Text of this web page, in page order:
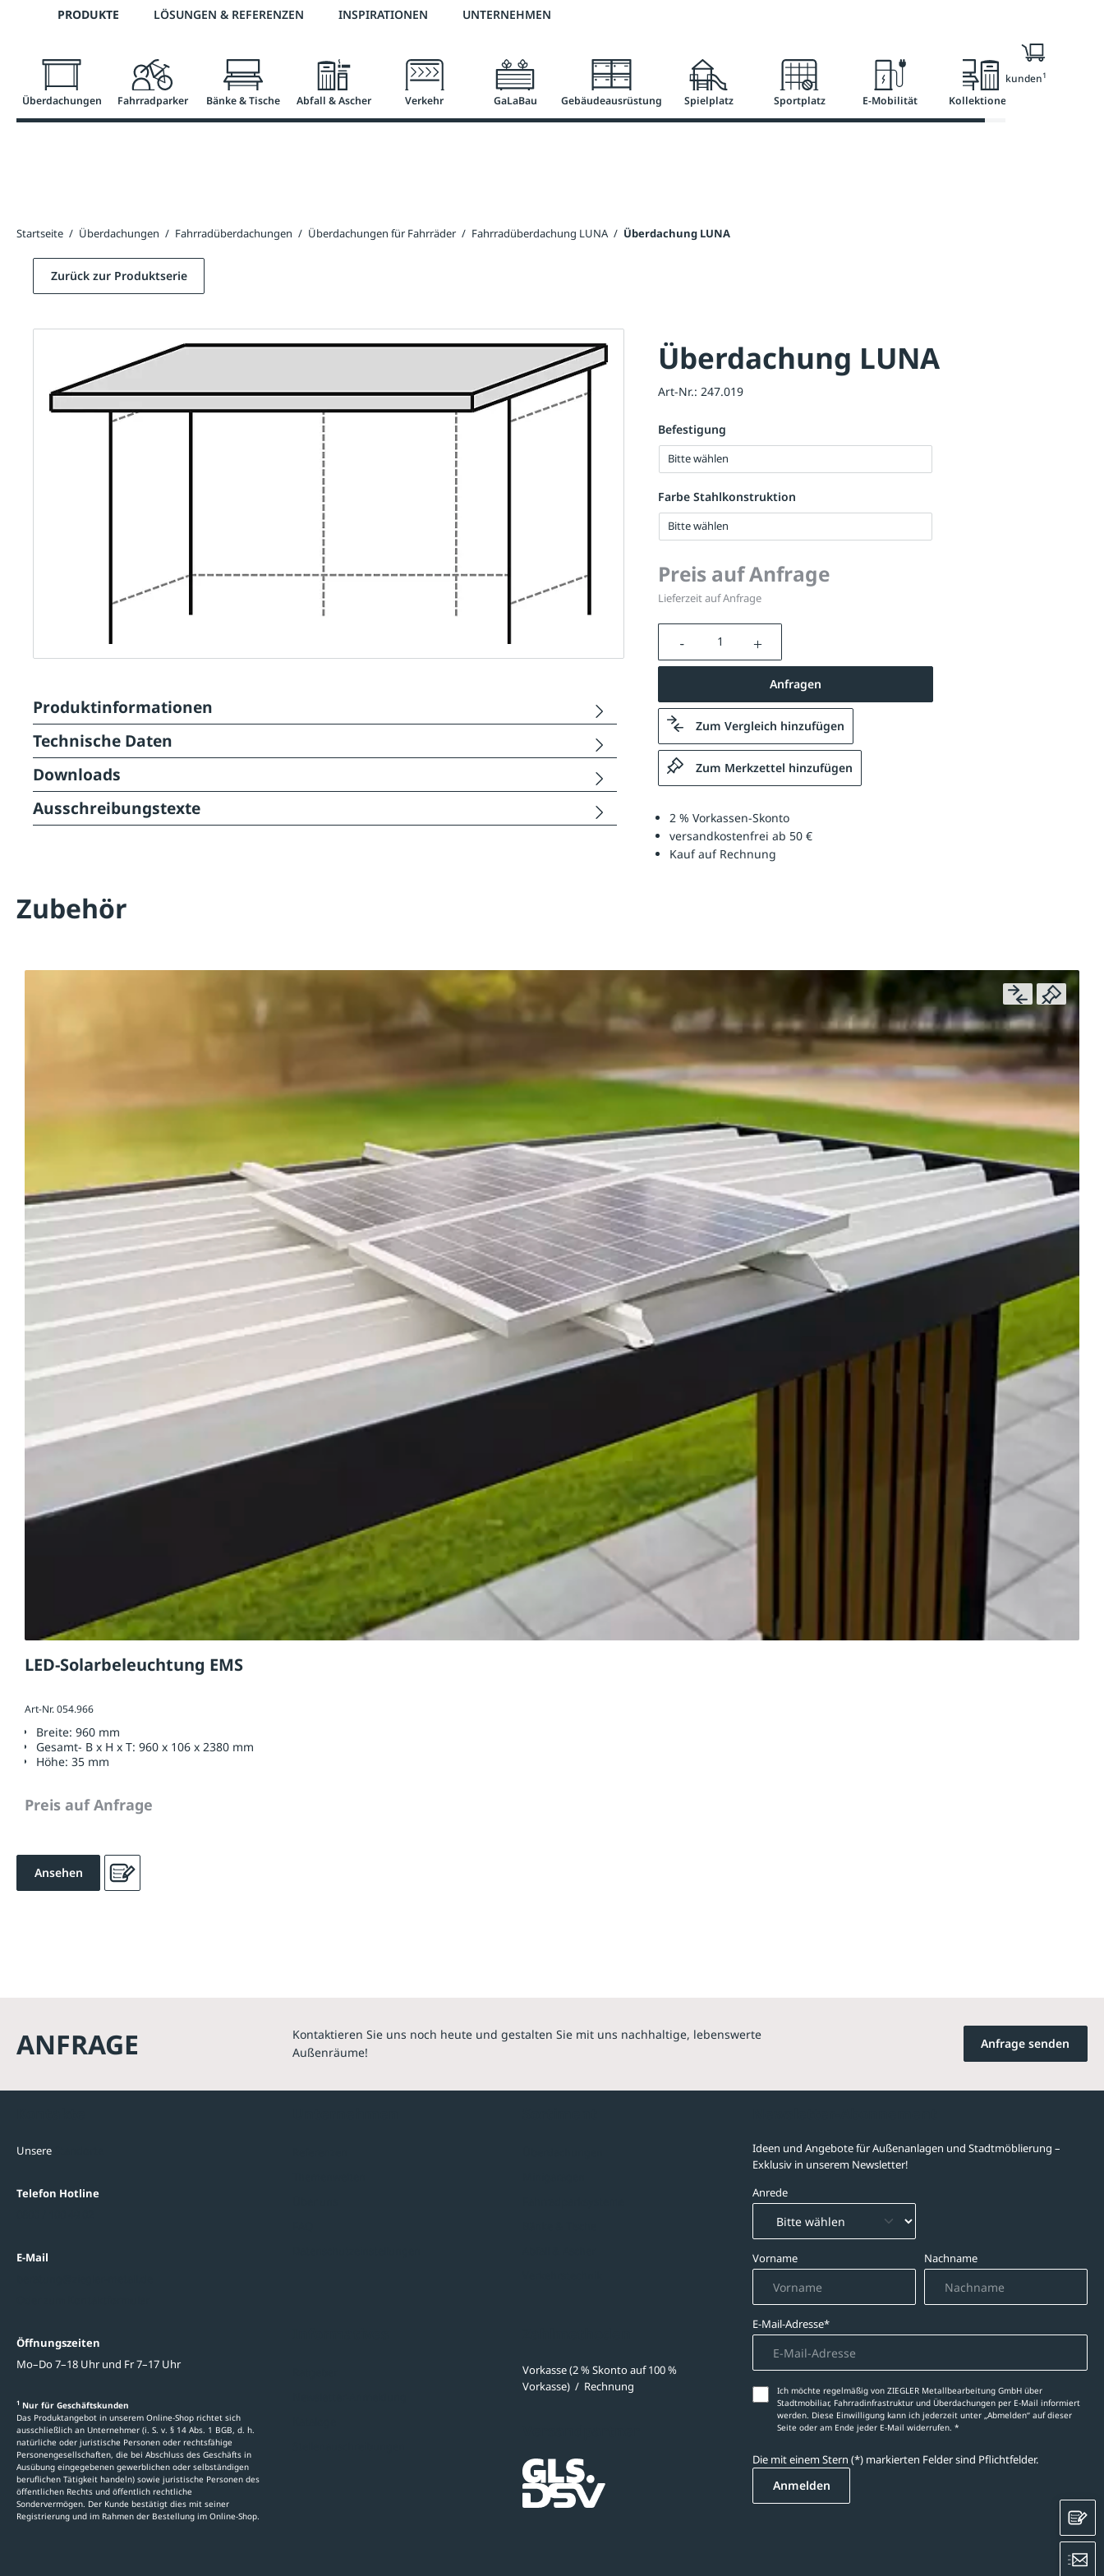
Zur Hauptnavigation springen
Telefon: 0800 / 100 49 02 2 % Vorkassen-Skonto versandkostenfrei ab 50 €
PRODUKTE LÖSUNGEN & REFERENZEN INSPIRATIONEN UNTERNEHMEN
Überdachungen Fahrradparker Bänke & Tische Abfall & Ascher Verkehr GaLaBau Gebäudeausrüstung Spielplatz Sportplatz E-Mobilität Kollektionen
Nur für Geschäftskunden1
Startseite / Überdachungen / Fahrradüberdachungen / Überdachungen für Fahrräder / Fahrradüberdachung LUNA / Überdachung LUNA
Überdachung LUNA
Art-Nr.: 247.019
Befestigung
Bitte wählen
Farbe Stahlkonstruktion
Bitte wählen
Preis auf Anfrage
Lieferzeit auf Anfrage
Produkt Anzahl: Gib den gewünschten Wert ein oder
Anfragen
Zum Vergleich hinzufügen
Zum Merkzettel hinzufügen
2 % Vorkassen-Skonto
versandkostenfrei ab 50 €
Kauf auf Rechnung
Zurück zur Produktserie
Produktinformationen
Technische Daten
Downloads
Ausschreibungstexte
Zubehör
LED-Solarbeleuchtung EMS
Art-Nr. 054.966
Breite: 960 mm
Gesamt- B x H x T: 960 x 106 x 2380 mm
Höhe: 35 mm
Preis auf Anfrage
Ansehen
ANFRAGE
Kontaktieren Sie uns noch heute und gestalten Sie mit uns nachhaltige, lebenswerte
Außenräume!
Anfrage senden
Unsere
Telefon Hotline
E-Mail
Öffnungszeiten
Mo–Do 7–18 Uhr und Fr 7–17 Uhr
1 Nur für Geschäftskunden
Das Produktangebot in unserem Online-Shop richtet sich
ausschließlich an Unternehmer (i. S. v. § 14 Abs. 1 BGB, d. h.
natürliche oder juristische Personen oder rechtsfähige
Personengesellschaften, die bei Abschluss des Geschäfts in
Ausübung eingegebenen gewerblichen oder selbständigen
beruflichen Tätigkeit handeln) sowie juristische Personen des
öffentlichen Rechts und öffentlich rechtliche
Sondervermögen. Der Kunde bestätigt dies mit seiner
Registrierung und im Rahmen der Bestellung im Online-Shop.
Vorkasse (2 % Skonto auf 100 %
Vorkasse) / Rechnung
Ideen und Angebote für Außenanlagen und Stadtmöblierung –
Exklusiv in unserem Newsletter!
Anrede
Vorname Nachname
E-Mail-Adresse*
Ich möchte regelmäßig von ZIEGLER Metallbearbeitung GmbH über
Stadtmobiliar, Fahrradinfrastruktur und Überdachungen per E-Mail informiert
werden. Diese Einwilligung kann ich jederzeit unter „Abmelden‘‘ auf dieser
Seite oder am Ende jeder E-Mail widerrufen. *
Die mit einem Stern (*) markierten Felder sind Pflichtfelder.
Anmelden